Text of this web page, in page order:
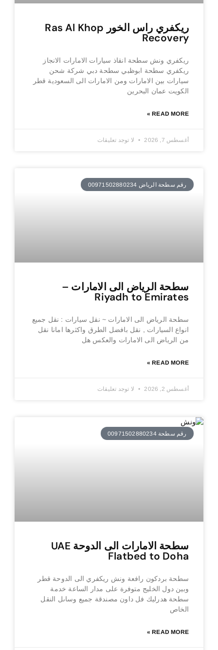
ريكفري راس الخور Ras Al Khop
Recovery
ريكفري ونش سطحة انقاذ سيارات الامارات الانجاز
ريكفري سطحة ابوظبي سطحة دبي شركة شحن
سيارات بين الامارات ومن الامارات الى السعودية قطر
الكويت عمان البحرين
READ MORE »
أغسطس 7, 2026 لا توجد تعليقات
رقم سطحة الرياض 00971502880234
سطحة الرياض الى الامارات –
Riyadh to Emirates
سطحة الرياض الى الامارات ~ نقل سيارات : نقل جميع
انواع السيارات , نقل بافضل الطرق واكثرها امانا نقل
من الرياض الى الامارات والعكس هل
READ MORE »
أغسطس 2, 2026 لا توجد تعليقات
رقم سطحة 00971502880234
سطحة الامارات الى الدوحة UAE
Flatbed to Doha
سطحة بردكون رافعة ونش ريكفري الى الدوحة قطر
وبين دول الخليج متوفرة على مدار الساعة خدمة
سطحة هدرليك فل داون مصندقة جميع وساىل النقل
الخاص
READ MORE »